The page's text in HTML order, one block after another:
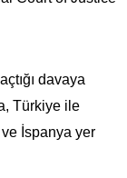
davaya
Türkiye ile
İspanya yer